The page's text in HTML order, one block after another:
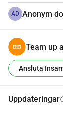
AD Anonym
Team up
Ansluta
Uppdateringar